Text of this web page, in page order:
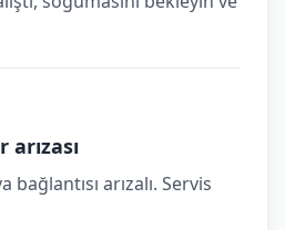
arızası
arızalı. Servis